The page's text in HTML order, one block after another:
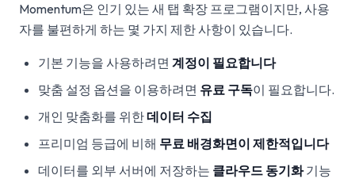
Momentum은 인기 있는 새 탭 확장 프로그램이지만, 사용
자를 불편하게 하는 몇 가지 제한 사항이 있습니다.
기본 기능을 사용하려면 계정이 필요합니다
맞춤 설정 옵션을 이용하려면 유료 구독이 필요합니다.
개인 맞춤화를 위한데이터 수집
프리미엄 등급에 비해 무료 배경화면이 제한적입니다
데이터를 외부 서버에 저장하는 클라우드 동기화기능